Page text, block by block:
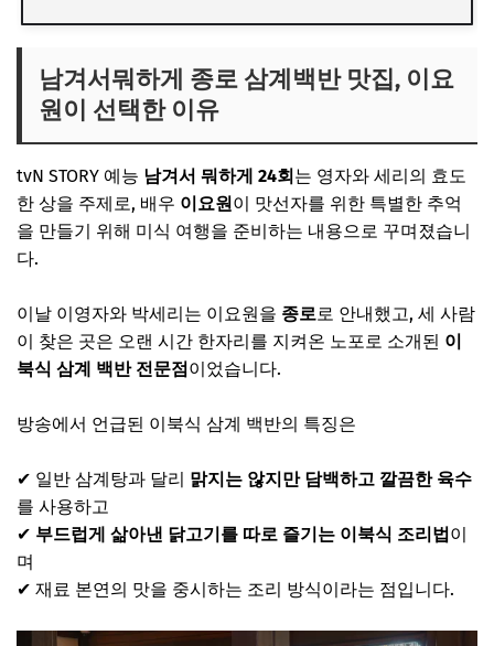
남겨서뭐하게 종로 삼계백반 맛집, 이요
원이 선택한 이유
tvN STORY 예능 남겨서 뭐하게 24회는 영자와 세리의 효도
한 상을 주제로, 배우 이요원이 맛선자를 위한 특별한 추억
을 만들기 위해 미식 여행을 준비하는 내용으로 꾸며졌습니
다.
이날 이영자와 박세리는 이요원을 종로로 안내했고, 세 사람
이 찾은 곳은 오랜 시간 한자리를 지켜온 노포로 소개된 이
북식 삼계 백반 전문점이었습니다.
방송에서 언급된 이북식 삼계 백반의 특징은
✔ 일반 삼계탕과 달리 맑지는 않지만 담백하고 깔끔한 육수
를 사용하고
✔ 부드럽게 삶아낸 닭고기를 따로 즐기는 이북식 조리법이
며
✔ 재료 본연의 맛을 중시하는 조리 방식이라는 점입니다.